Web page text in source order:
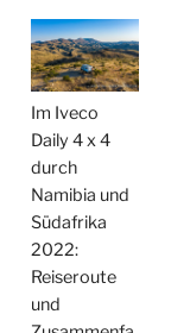
Im Iveco
Daily 4 x 4
durch
Namibia und
Südafrika
2022:
Reiseroute
und